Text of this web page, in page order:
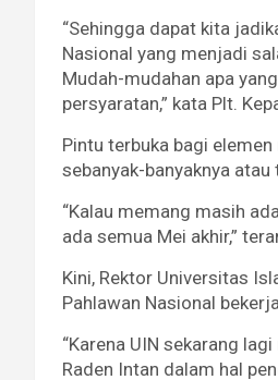
“Sehingga dapat kita
Nasional yang menjadi
Mudah-mudahan apa
persyaratan,” kata Plt.
Pintu terbuka bagi
sebanyak-banyaknya
“Kalau memang masih
ada semua Mei akhir,”
Kini, Rektor Universitas
Pahlawan Nasional
“Karena UIN sekarang
Raden Intan dalam hal